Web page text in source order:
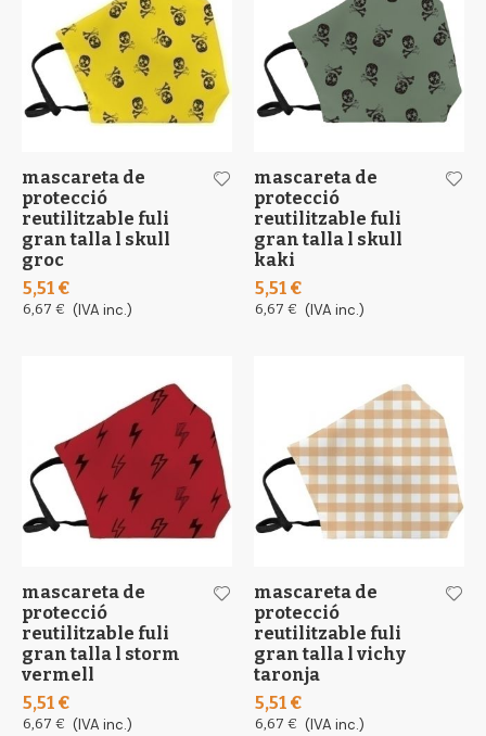
mascareta de
protecció
reutilitzable fuli
gran talla l skull
groc
5,51 €
6,67 € (IVA inc.)
mascareta de
protecció
reutilitzable fuli
gran talla l skull
kaki
5,51 €
6,67 € (IVA inc.)
mascareta de
protecció
reutilitzable fuli
gran talla l storm
vermell
5,51 €
6,67 € (IVA inc.)
mascareta de
protecció
reutilitzable fuli
gran talla l vichy
taronja
5,51 €
6,67 € (IVA inc.)